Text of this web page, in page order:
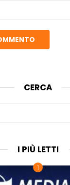
CERCA
I PIÙ LETTI